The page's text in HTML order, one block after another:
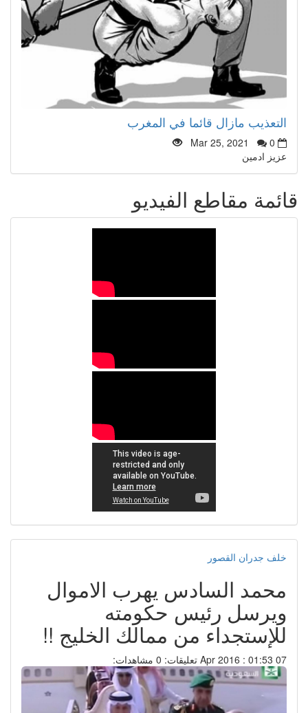
التعذيب مازال قائما في المغرب
Mar 25, 2021
0
عزيز ادمين
قائمة مقاطع الفيديو
خلف جدران القصور
محمد السادس يهرب الاموال
ويرسل رئيس حكومته
للإستجداء من ممالك الخليج !!
07 Apr 2016 : 01:53 تعليقات: 0 مشاهدات: